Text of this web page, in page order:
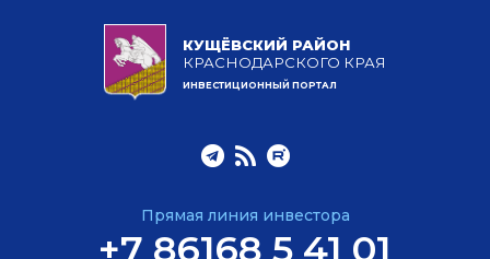
КУЩЁВСКИЙ РАЙОН
КРАСНОДАРСКОГО КРАЯ
ИНВЕСТИЦИОННЫЙ ПОРТАЛ
Прямая линия инвестора
+7 86168 5 41 01